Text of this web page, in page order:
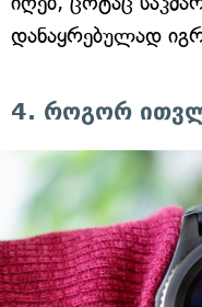
დანაყრებულად
4. როგორ